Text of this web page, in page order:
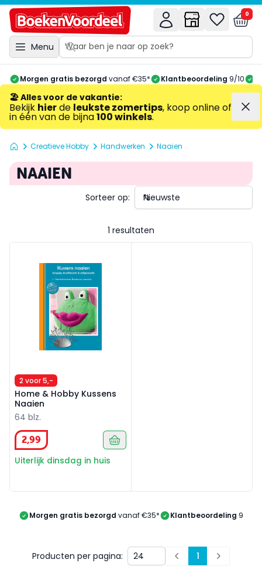
Menu
0
Morgen gratis bezorgd vanaf €35* Klantbeoordeling 9/10
🏖️ Alles voor de vakantie:
Bekijk hierde leukste zomertips, koop online of
in één van de bijna100 winkels.
Creatieve Hobby Handwerken Naaien
NAAIEN
1 resultaten
Sorteer op:
2 voor 5,-
Home & Hobby Kussens
Naaien
64 blz.
2,99
Uiterlijk dinsdag in huis
Morgen gratis bezorgd vanaf €35* Klantbeoordeling 9/10
Producten per pagina: Prev 1 Next